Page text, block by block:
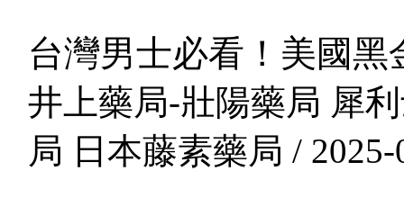
台灣男士必看！美國
井上藥局-壯陽藥局 犀
局 日本藤素藥局 / 2025-